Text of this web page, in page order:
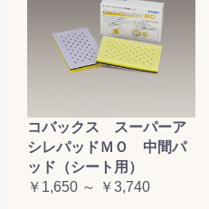
コバックス スーパーア
シレパッドＭＯ 中間パ
ッド（シート用）
￥1,650 ～ ￥3,740